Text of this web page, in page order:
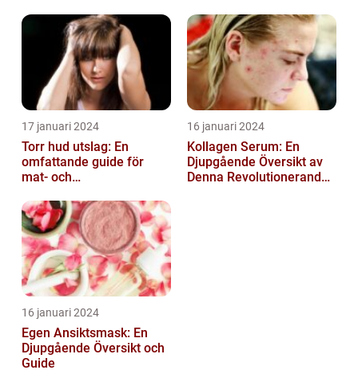
17 januari 2024
Torr hud utslag: En
omfattande guide för
mat- och
16 januari 2024
Kollagen Serum: En
Djupgående Översikt av
Denna Revolutionerande
16 januari 2024
Egen Ansiktsmask: En
Djupgående Översikt och
Guide